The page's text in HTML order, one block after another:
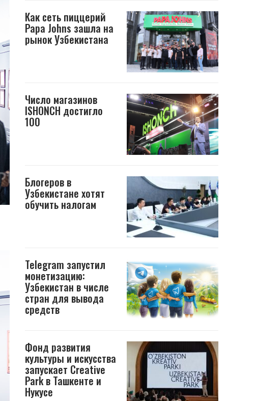
Как сеть пиццерий
Papa Johns зашла на
рынок Узбекистана
Число магазинов
ISHONCH достигло
100
Блогеров в
Узбекистане хотят
обучить налогам
Telegram запустил
монетизацию:
Узбекистан в числе
стран для вывода
средств
Фонд развития
культуры и искусства
запускает Creative
Park в Ташкенте и
Нукусе